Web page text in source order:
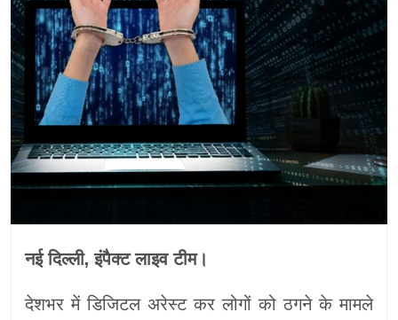
नई दिल्ली, इंपैक्ट लाइव टीम।
देशभर में डिजिटल अरेस्ट कर लोगों को ठगने के मामले